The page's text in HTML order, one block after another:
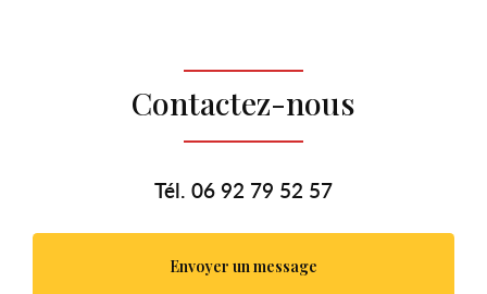
Contactez-nous
Tél. 06 92 79 52 57
Envoyer un message